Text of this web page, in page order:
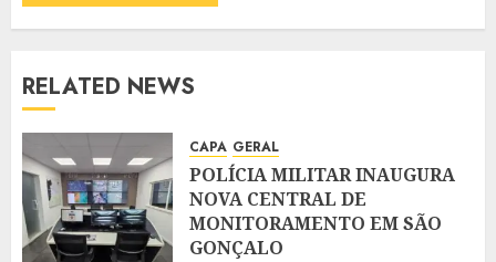
RELATED NEWS
CAPA GERAL
POLÍCIA MILITAR INAUGURA
NOVA CENTRAL DE
MONITORAMENTO EM SÃO
GONÇALO